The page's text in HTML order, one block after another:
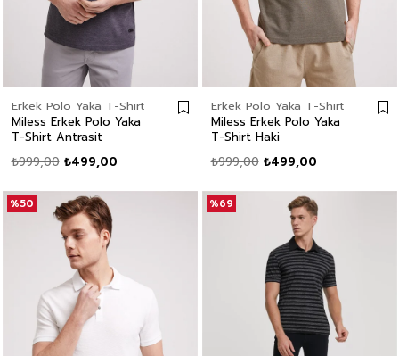
Erkek Polo Yaka T-Shirt
Miless Erkek Polo Yaka
T-Shirt Antrasit
₺499,00
₺999,00
Erkek Polo Yaka T-Shirt
Miless Erkek Polo Yaka
T-Shirt Haki
₺499,00
₺999,00
%50 %69